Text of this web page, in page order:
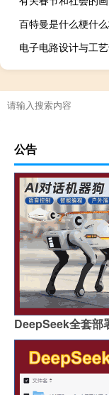
百特曼是什么梗什
公告
DeepSeek全套部